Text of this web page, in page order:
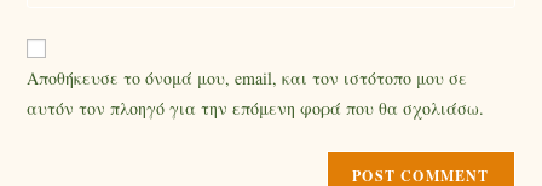
Αποθήκευσε το όνομά μου, email, και τον ιστότοπο μου σε
αυτόν τον πλοηγό για την επόμενη φορά που θα σχολιάσω.